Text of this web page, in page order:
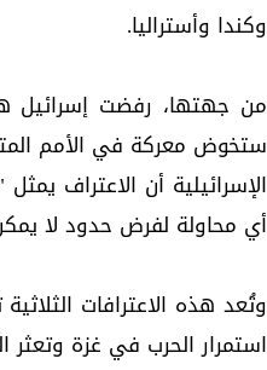
وكندا وأستراليا.
من جهتها، رفضت إسرائيل
ستخوض معركة في الأمم
الإسرائيلية أن الاعتراف
أي محاولة لفرض حدود لا
وتُعد هذه الاعترافات
استمرار الحرب في غزة